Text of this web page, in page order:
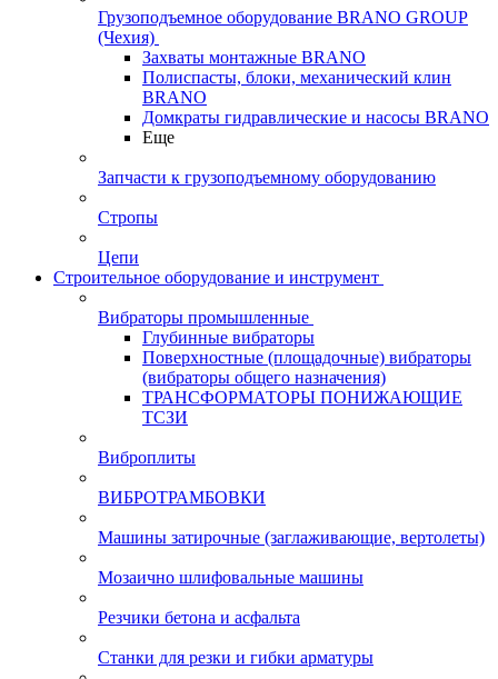
Грузоподъемное оборудование BRANO GROUP
(Чехия)
Захваты монтажные BRANO
Полиспасты, блоки, механический клин
BRANO
Домкраты гидравлические и насосы BRANO
Еще
Запчасти к грузоподъемному оборудованию
Стропы
Цепи
Строительное оборудование и инструмент
Вибраторы промышленные
Глубинные вибраторы
Поверхностные (площадочные) вибраторы
(вибраторы общего назначения)
ТРАНСФОРМАТОРЫ ПОНИЖАЮЩИЕ
ТСЗИ
Виброплиты
ВИБРОТРАМБОВКИ
Машины затирочные (заглаживающие, вертолеты)
Мозаично шлифовальные машины
Резчики бетона и асфальта
Станки для резки и гибки арматуры